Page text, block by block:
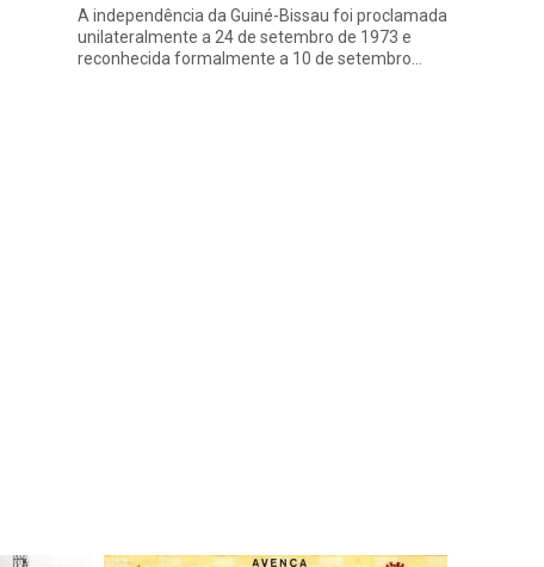
A independência da Guiné-Bissau foi proclamada
unilateralmente a 24 de setembro de 1973 e
reconhecida formalmente a 10 de setembro…